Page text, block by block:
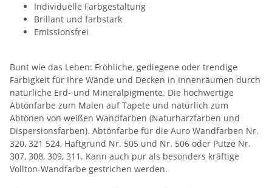
Individuelle Farbgestaltung
Brillant und farbstark
Emissionsfrei
Bunt wie das Leben: Fröhliche, gediegene oder trendige
Farbigkeit für Ihre Wände und Decken in Innenräumen durch
natürliche Erd- und Mineralpigmente. Die hochwertige
Abtönfarbe zum Malen auf Tapete und natürlich zum
Abtönen von weißen Wandfarben (Naturharzfarben und
Dispersionsfarben). Abtönfarbe für die Auro Wandfarben Nr.
320, 321 524, Haftgrund Nr. 505 und Nr. 506 oder Putze Nr.
307, 308, 309, 311. Kann auch pur als besonders kräftige
Vollton-Wandfarbe gestrichen werden.